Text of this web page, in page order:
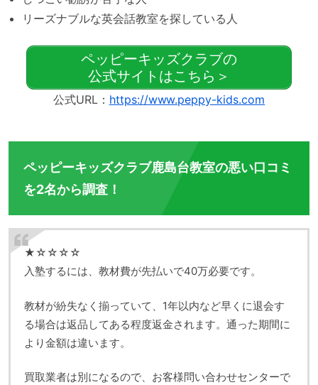
リーズナブルな英会話教室を探している人
ペッピーキッズクラブの
公式サイトはこちら＞
公式URL： https://www.peppy-kids.com
ペッピーキッズクラブ鹿島台教室の悪い口コミ
を2名から調査！
★☆☆☆☆
入塾するには、教材費が先払いで40万必要です。
教材が紛失なく揃っていて、1年以内など早くに退会す
る場合は返品してある程度返金されます。通った期間に
より金額は違います。
買取業者は別になるので、お客様問い合わせセンターで